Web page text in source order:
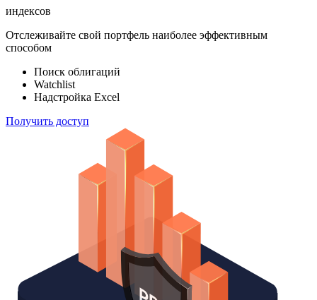
индексов
Отслеживайте свой портфель наиболее эффективным
способом
Поиск облигаций
Watchlist
Надстройка Excel
Получить доступ